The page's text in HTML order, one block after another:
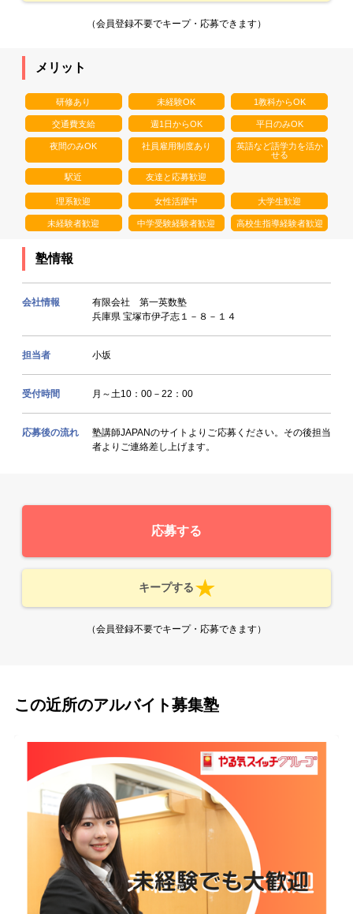
（会員登録不要でキープ・応募できます）
メリット
研修あり 未経験OK 1教科からOK
交通費支給 週1日からOK 平日のみOK
夜間のみOK 社員雇用制度あり
英語など語学力を活か
せる
駅近 友達と応募歓迎
理系歓迎 女性活躍中 大学生歓迎
未経験者歓迎 中学受験経験者歓迎 高校生指導経験者歓迎
塾情報
会社情報
有限会社 第一英数塾
兵庫県 宝塚市伊孑志１－８－１４
担当者 小坂
受付時間 月～土10：00－22：00
応募後の流れ
塾講師JAPANのサイトよりご応募ください。その後担当
者よりご連絡差し上げます。
応募する
キープする
（会員登録不要でキープ・応募できます）
この近所のアルバイト募集塾